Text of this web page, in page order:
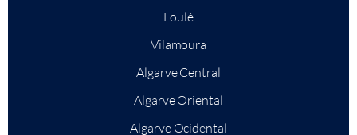
Loulé
Vilamoura
Algarve Central
Algarve Oriental
Algarve Ocidental